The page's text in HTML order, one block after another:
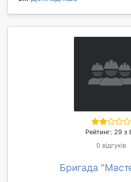
Рейтинг: 29 з
0 відгуків
Бригада